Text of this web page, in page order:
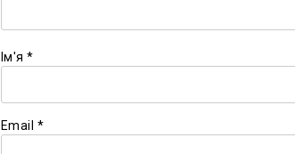
Ім'я *
Email *